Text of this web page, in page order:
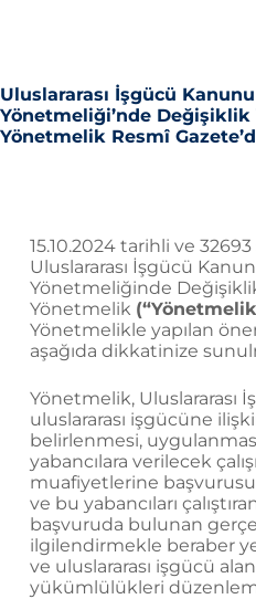
Uluslararası İşgücü
Yönetmeliği’nde Değişiklik
Yönetmelik Resmî
15.10.2024 tarihli ve 32693
Uluslararası İşgücü
Yönetmeliğinde Değişiklik
Yönetmelik
Yönetmelikle yapılan
aşağıda dikkatinize
Yönetmelik, Uluslararası
uluslararası işgücüne
belirlenmesi,
yabancılara verilecek
muafiyetlerine
ve bu yabancıları
başvuruda bulunan
ilgilendirmekle beraber
ve uluslararası işgücü
yükümlülükleri